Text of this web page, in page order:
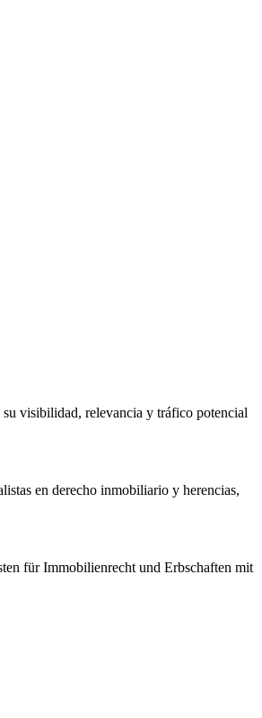
su visibilidad, relevancia y tráfico potencial
en derecho inmobiliario y herencias,
für Immobilienrecht und Erbschaften mit